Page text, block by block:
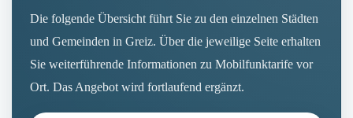
Die folgende Übersicht führt Sie zu den einzelnen Städten
und Gemeinden in Greiz. Über die jeweilige Seite erhalten
Sie weiterführende Informationen zu Mobilfunktarife vor
Ort. Das Angebot wird fortlaufend ergänzt.